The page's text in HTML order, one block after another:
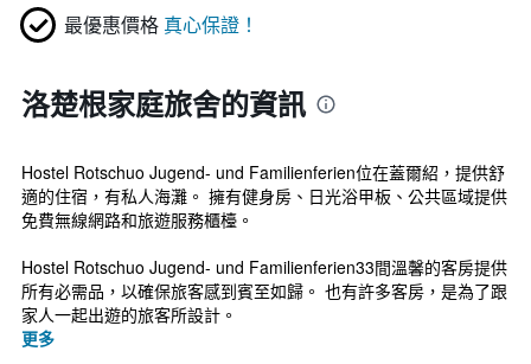
最優惠價格 真心保證！
洛楚根家庭旅舍的資訊
Hostel Rotschuo Jugend- und Familienferien位在蓋爾紹，提供舒
適的住宿，有私人海灘。 擁有健身房、日光浴甲板、公共區域提供
免費無線網路和旅遊服務櫃檯。
Hostel Rotschuo Jugend- und Familienferien33間溫馨的客房提供
所有必需品，以確保旅客感到賓至如歸。 也有許多客房，是為了跟
家人一起出遊的旅客所設計。
更多